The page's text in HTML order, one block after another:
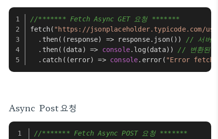
//******* Fetch Async GET 요청 *******
fetch( "https://jsonplaceholder.typicode.com/
  .
then( ( response) => response. json()) // 서버로
  .
then( (data) => console. log(data)) // 변환된
  .
catch ( (error) => console. error ( "Error
Async Post 요청
//******* Fetch Async POST 요청 *******